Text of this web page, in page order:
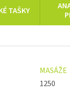
TAŠKY
TERAPIE
STŘÍBRO,
ZLATO, ZINEK
MASÁŽE
1250